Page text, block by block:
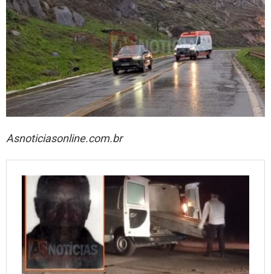
Asnoticiasonline.com.br